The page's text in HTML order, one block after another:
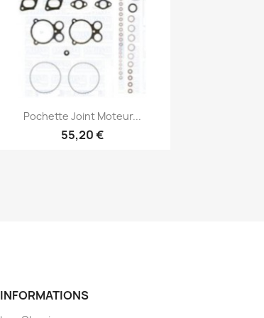
Aperçu rapide
Pochette Joint Moteur...
55,20 €
INFORMATIONS